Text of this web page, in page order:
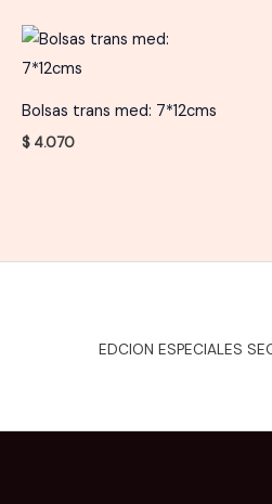
Bolsas trans med: 7*12cms
$ 4.070
EDCION ESPECIALES